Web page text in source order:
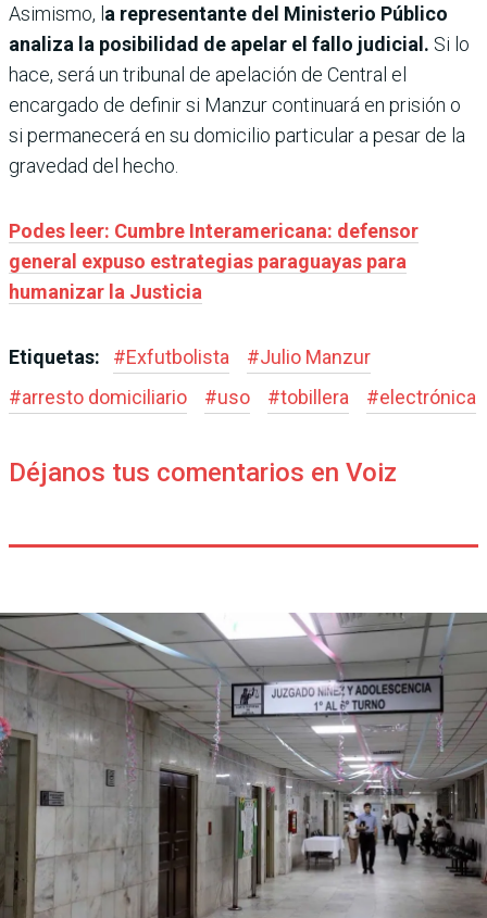
Asimismo, la representante del Ministerio Público
analiza la posibilidad de apelar el fallo judicial. Si lo
hace, será un tribunal de apelación de Central el
encargado de definir si Manzur continuará en prisión o
si permanecerá en su domicilio particular a pesar de la
gravedad del hecho.
Podes leer: Cumbre Interamericana: defensor
general expuso estrategias paraguayas para
humanizar la Justicia
Etiquetas: #Exfutbolista #Julio Manzur
#arresto domiciliario #uso #tobillera #electrónica
Déjanos tus comentarios en Voiz